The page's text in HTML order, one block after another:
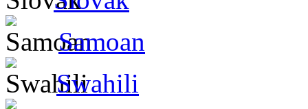
Samoan
Swahili